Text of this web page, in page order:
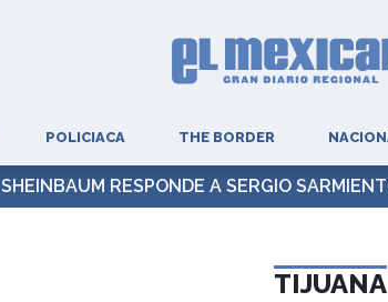
POLICIACA THE BORDER
SHEINBAUM RESPONDE A SERGIO
TIJUANA